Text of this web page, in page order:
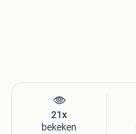
21x
bekeken